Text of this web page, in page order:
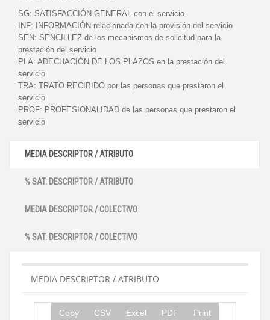
SG: SATISFACCIÓN GENERAL con el servicio
INF:
INFORMACIÓN relacionada con la provisión del servicio
SEN: SENCILLEZ de los mecanismos de solicitud para la
prestación del servicio
PLA: ADECUACIÓN DE LOS PLAZOS en la prestación del
servicio
TRA: TRATO RECIBIDO por las personas que prestaron el
servicio
PROF: PROFESIONALIDAD de las personas que prestaron el
servicio
MEDIA DESCRIPTOR / ATRIBUTO
% SAT. DESCRIPTOR / ATRIBUTO
MEDIA DESCRIPTOR / COLECTIVO
% SAT. DESCRIPTOR / COLECTIVO
MEDIA DESCRIPTOR / ATRIBUTO
Copy CSV Excel PDF Print